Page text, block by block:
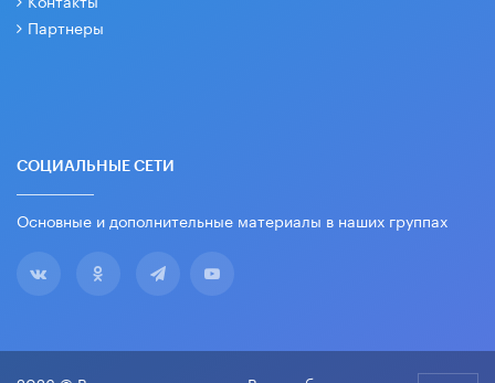
Партнеры
СОЦИАЛЬНЫЕ СЕТИ
Основные и дополнительные материалы в наших группах